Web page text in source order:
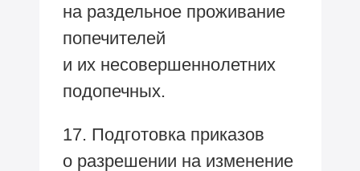
на раздельное проживание
попечителей
и их несовершеннолетних
подопечных.
17. Подготовка приказов
о разрешении на изменение